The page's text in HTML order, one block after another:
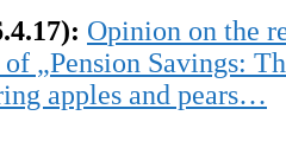
Opinion on the
„Pension Savings:
apples and pears…